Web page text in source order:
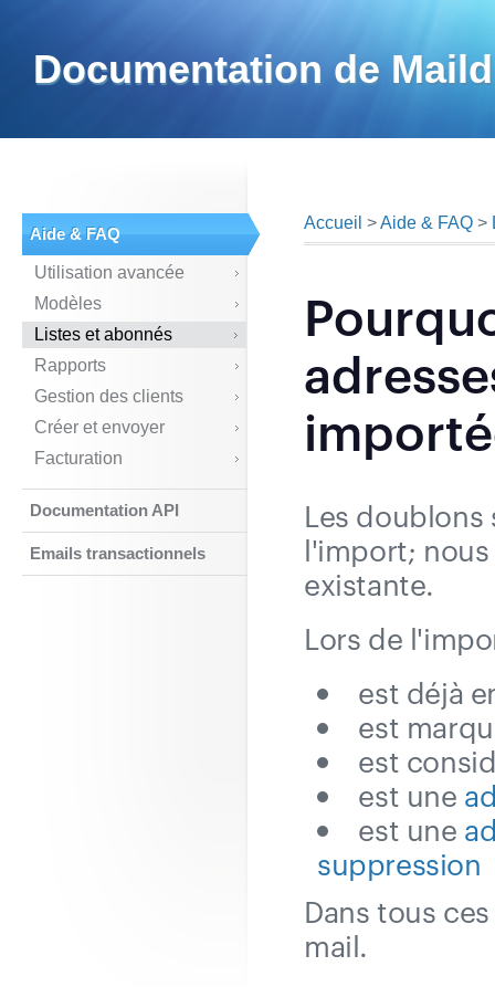
Documentation de
Aide & FAQ
Utilisation avancée
Modèles
Listes et abonnés
Rapports
Gestion des clients
Créer et envoyer
Facturation
Documentation API
Emails transactionnels
Accueil >Aide & FAQ >
Les
l'import;
existante.
Lors de
est déjà
est
est
est une
est une
suppression
Dans tous
mail.